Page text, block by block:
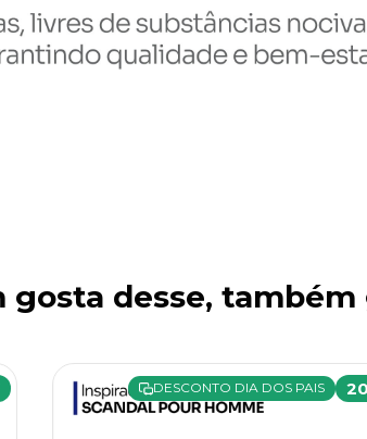
gosta desse, também
DESCONTO DIA DOS PAIS 20